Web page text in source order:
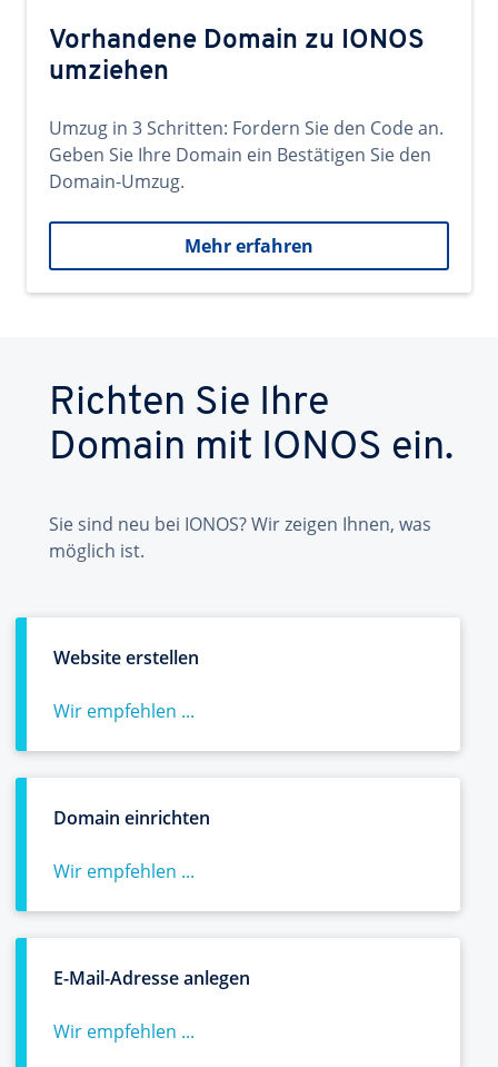
Vorhandene Domain zu IONOS
umziehen
Umzug in 3 Schritten: Fordern Sie den Code an.
Geben Sie Ihre Domain ein Bestätigen Sie den
Domain-Umzug.
Mehr erfahren
Richten Sie Ihre
Domain mit IONOS ein.
Sie sind neu bei IONOS? Wir zeigen Ihnen, was
möglich ist.
Website erstellen
Wir empfehlen ...
Domain einrichten
Wir empfehlen ...
E-Mail-Adresse anlegen
Wir empfehlen ...